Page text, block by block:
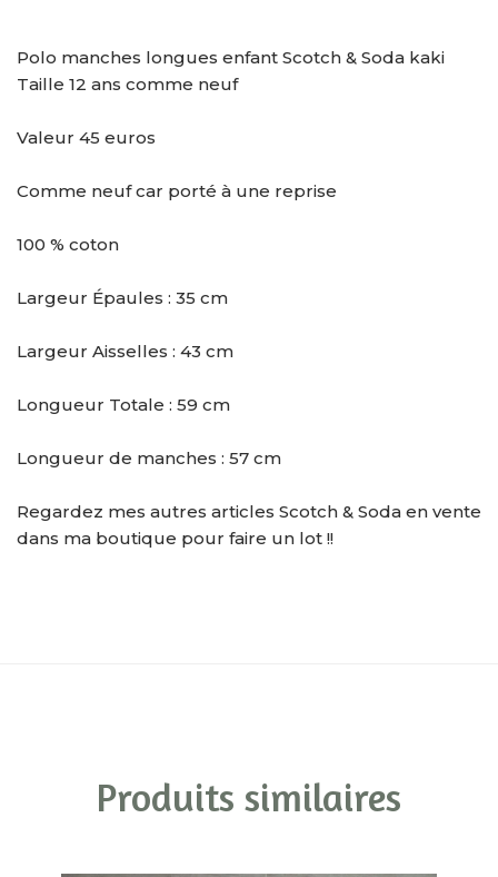
Polo manches longues enfant Scotch & Soda kaki
Taille 12 ans comme neuf
Valeur 45 euros
Comme neuf car porté à une reprise
100 % coton
Largeur Épaules : 35 cm
Largeur Aisselles : 43 cm
Longueur Totale : 59 cm
Longueur de manches : 57 cm
Regardez mes autres articles Scotch & Soda en vente
dans ma boutique pour faire un lot !!
Produits similaires